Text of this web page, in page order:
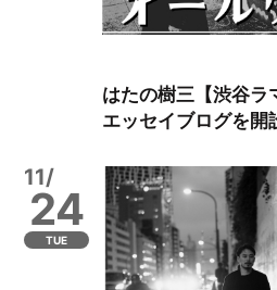
はたの樹三【渋谷ラ
エッセイブログを開
11/
24
TUE